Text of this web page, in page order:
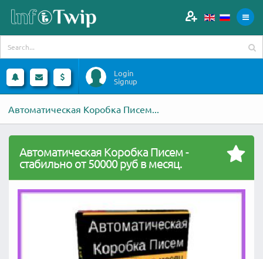
Login
Signup
Автоматическая Коробка Писем...
Автоматическая Коробка Писем -
стабильно от 50000 руб в месяц.